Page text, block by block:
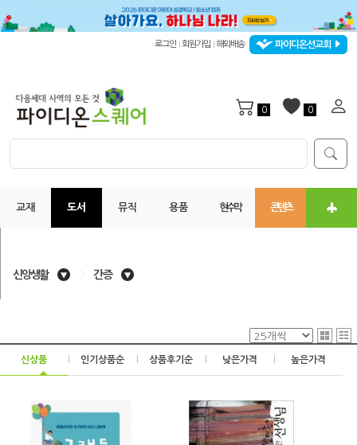
로그인 회원가입 해외배송 파이디온선교회
0 0
교재 도서 뮤직 용품 현수막 콘텐츠
신앙생활 간증
신상품 인기상품순 상품후기순 낮은가격 높은가격